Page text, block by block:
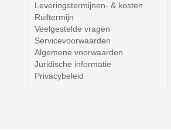
Leveringstermijnen- & kosten
Ruiltermijn
Veelgestelde vragen
Servicevoorwaarden
Algemene voorwaarden
Juridische informatie
Privacybeleid